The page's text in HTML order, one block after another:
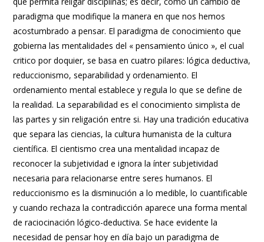
paradigma que modifique la manera en que nos hemos
acostumbrado a pensar. El paradigma de conocimiento que
gobierna las mentalidades del « pensamiento único », el cual
critico por doquier, se basa en cuatro pilares: lógica deductiva,
reduccionismo, separabilidad y ordenamiento. El
ordenamiento mental establece y regula lo que se define de
la realidad. La separabilidad es el conocimiento simplista de
las partes y sin religación entre si. Hay una tradición educativa
que separa las ciencias, la cultura humanista de la cultura
científica. El cientismo crea una mentalidad incapaz de
reconocer la subjetividad e ignora la ínter subjetividad
necesaria para relacionarse entre seres humanos. El
reduccionismo es la disminución a lo medible, lo cuantificable
y cuando rechaza la contradicción aparece una forma mental
de raciocinación lógico-deductiva. Se hace evidente la
necesidad de pensar hoy en día bajo un paradigma de